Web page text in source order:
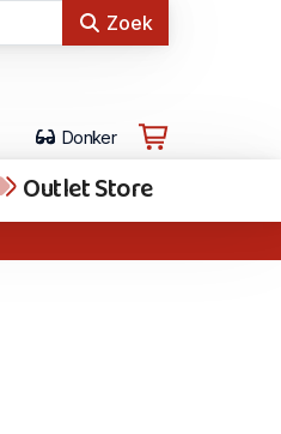
Zoek
Donker
Outlet Store